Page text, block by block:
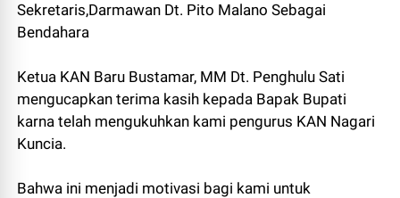
Sekretaris,Darmawan Dt. Pito Malano Sebagai
Bendahara
Ketua KAN Baru Bustamar, MM Dt. Penghulu Sati
mengucapkan terima kasih kepada Bapak Bupati
karna telah mengukuhkan kami pengurus KAN Nagari
Kuncia.
Bahwa ini menjadi motivasi bagi kami untuk